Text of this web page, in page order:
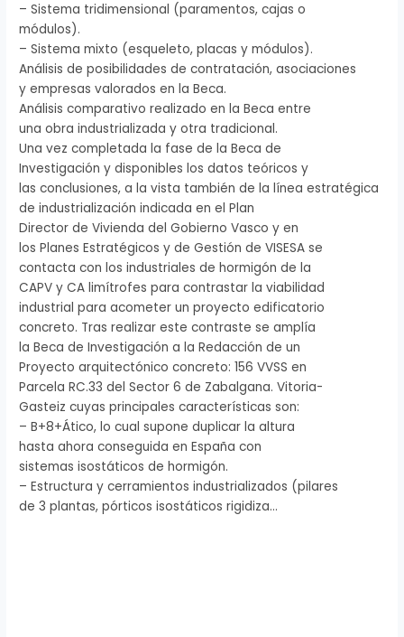
– Sistema tridimensional (paramentos, cajas o
módulos).
– Sistema mixto (esqueleto, placas y módulos).
Análisis de posibilidades de contratación, asociaciones
y empresas valorados en la Beca.
Análisis comparativo realizado en la Beca entre
una obra industrializada y otra tradicional.
Una vez completada la fase de la Beca de
Investigación y disponibles los datos teóricos y
las conclusiones, a la vista también de la línea estratégica
de industrialización indicada en el Plan
Director de Vivienda del Gobierno Vasco y en
los Planes Estratégicos y de Gestión de VISESA se
contacta con los industriales de hormigón de la
CAPV y CA limítrofes para contrastar la viabilidad
industrial para acometer un proyecto edificatorio
concreto. Tras realizar este contraste se amplía
la Beca de Investigación a la Redacción de un
Proyecto arquitectónico concreto: 156 VVSS en
Parcela RC.33 del Sector 6 de Zabalgana. Vitoria-
Gasteiz cuyas principales características son:
– B+8+Ático, lo cual supone duplicar la altura
hasta ahora conseguida en España con
sistemas isostáticos de hormigón.
– Estructura y cerramientos industrializados (pilares
de 3 plantas, pórticos isostáticos rigidiza…